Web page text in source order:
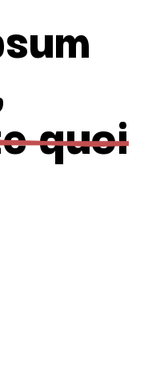
quoi